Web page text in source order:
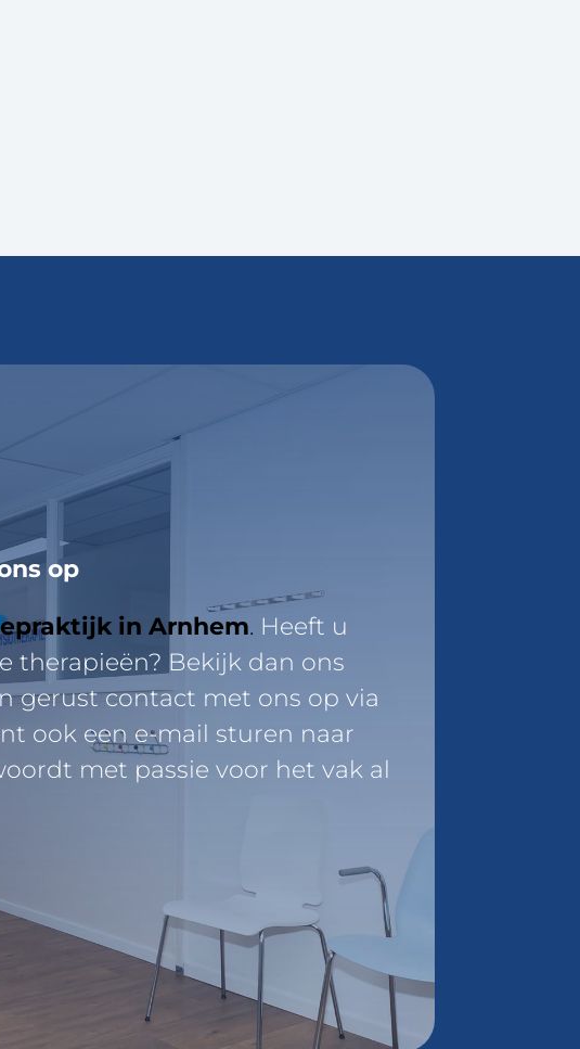
op
in Arnhem. Heeft u
therapieën? Bekijk dan ons
gerust contact met ons op via
ook een e-mail sturen naar
met passie voor het vak al